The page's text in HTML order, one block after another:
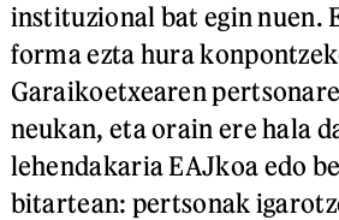
instituzional bat egin nuen.
forma ezta hura
Garaikoetxearen
neukan, eta orain ere hala
lehendakaria EAJkoa edo
bitartean: pertsonak